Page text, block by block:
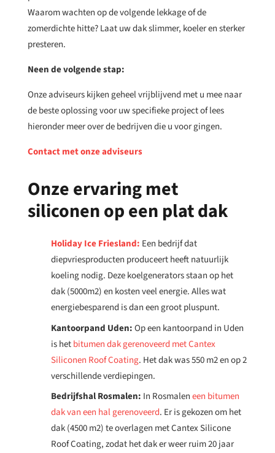
Waarom wachten op de volgende lekkage of de
zomerdichte hitte? Laat uw dak slimmer, koeler en sterker
presteren.
Neen de volgende stap:
Onze adviseurs kijken geheel vrijblijvend met u mee naar
de beste oplossing voor uw specifieke project of lees
hieronder meer over de bedrijven die u voor gingen.
Contact met onze adviseurs
Onze ervaring met
siliconen op een plat dak
Holiday Ice Friesland: Een bedrijf dat
diepvriesproducten produceert heeft natuurlijk
koeling nodig. Deze koelgenerators staan op het
dak (5000m2) en kosten veel energie. Alles wat
energiebesparend is dan een groot pluspunt.
Kantoorpand Uden:Op een kantoorpand in Uden
is hetbitumen dak gerenoveerd met Cantex
Siliconen Roof Coating. Het dak was 550 m2 en op 2
verschillende verdiepingen.
Bedrijfshal Rosmalen: In Rosmaleneen bitumen
dak van een hal gerenoveerd. Er is gekozen om het
dak (4500 m2)te overlagen met Cantex Silicone
Roof Coating, zodat het dak er weer ruim 20 jaar